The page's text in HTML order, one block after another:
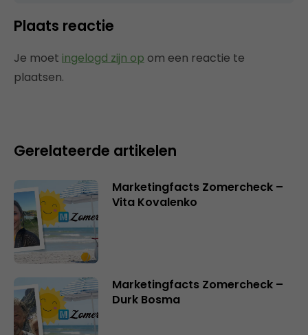
Plaats reactie
Je moet ingelogd zijn op om een reactie te
plaatsen.
Gerelateerde artikelen
Marketingfacts Zomercheck –
Vita Kovalenko
Marketingfacts Zomercheck –
Durk Bosma